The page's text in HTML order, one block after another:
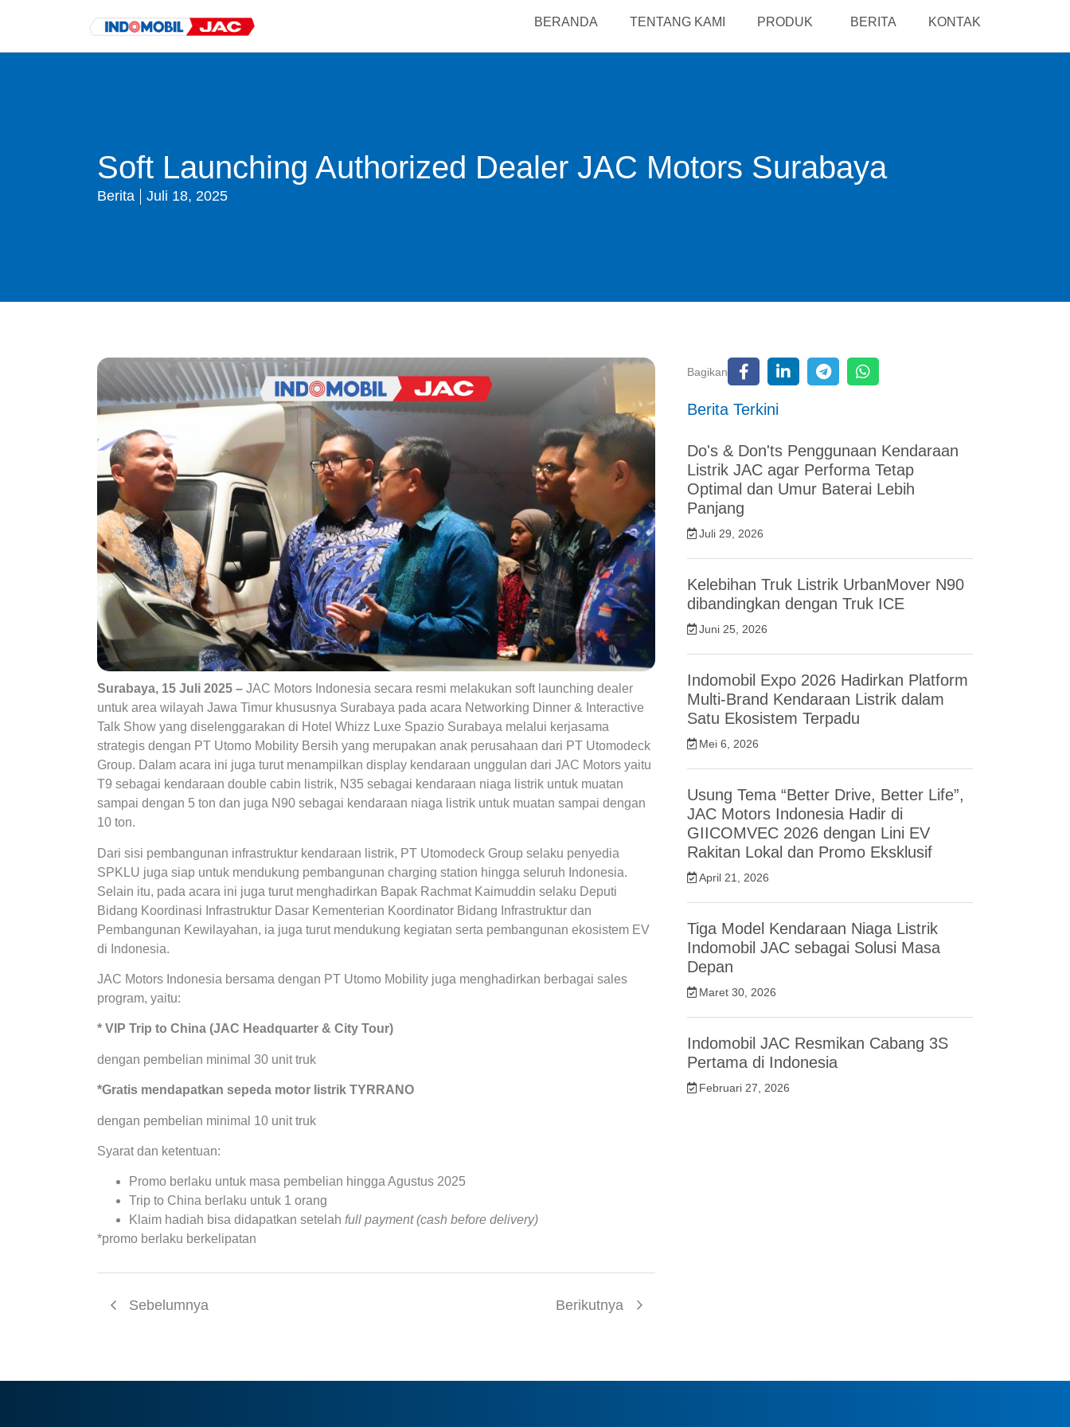
BERANDA TENTANG KAMI PRODUK BERITA KONTAK
Soft Launching Authorized Dealer JAC Motors Surabaya
Berita Juli 18, 2025
Surabaya, 15 Juli 2025 – JAC Motors Indonesia secara resmi melakukan soft launching dealer
untuk area wilayah Jawa Timur khususnya Surabaya pada acara Networking Dinner & Interactive
Talk Show yang diselenggarakan di Hotel Whizz Luxe Spazio Surabaya melalui kerjasama
strategis dengan PT Utomo Mobility Bersih yang merupakan anak perusahaan dari PT Utomodeck
Group. Dalam acara ini juga turut menampilkan display kendaraan unggulan dari JAC Motors yaitu
T9 sebagai kendaraan double cabin listrik, N35 sebagai kendaraan niaga listrik untuk muatan
sampai dengan 5 ton dan juga N90 sebagai kendaraan niaga listrik untuk muatan sampai dengan
10 ton.
Dari sisi pembangunan infrastruktur kendaraan listrik, PT Utomodeck Group selaku penyedia
SPKLU juga siap untuk mendukung pembangunan charging station hingga seluruh Indonesia.
Selain itu, pada acara ini juga turut menghadirkan Bapak Rachmat Kaimuddin selaku Deputi
Bidang Koordinasi Infrastruktur Dasar Kementerian Koordinator Bidang Infrastruktur dan
Pembangunan Kewilayahan, ia juga turut mendukung kegiatan serta pembangunan ekosistem EV
di Indonesia.
JAC Motors Indonesia bersama dengan PT Utomo Mobility juga menghadirkan berbagai sales
program, yaitu:
* VIP Trip to China (JAC Headquarter & City Tour)
dengan pembelian minimal 30 unit truk
*Gratis mendapatkan sepeda motor listrik TYRRANO
dengan pembelian minimal 10 unit truk
Syarat dan ketentuan:
Promo berlaku untuk masa pembelian hingga Agustus 2025
Trip to China berlaku untuk 1 orang
Klaim hadiah bisa didapatkan setelah full payment (cash before delivery)
*promo berlaku berkelipatan
Sebelumnya Berikutnya
Bagikan
Berita Terkini
Do's & Don'ts Penggunaan Kendaraan
Listrik JAC agar Performa Tetap
Optimal dan Umur Baterai Lebih
Panjang
Juli 29, 2026
Kelebihan Truk Listrik UrbanMover N90
dibandingkan dengan Truk ICE
Juni 25, 2026
Indomobil Expo 2026 Hadirkan Platform
Multi-Brand Kendaraan Listrik dalam
Satu Ekosistem Terpadu
Mei 6, 2026
Usung Tema “Better Drive, Better Life”,
JAC Motors Indonesia Hadir di
GIICOMVEC 2026 dengan Lini EV
Rakitan Lokal dan Promo Eksklusif
April 21, 2026
Tiga Model Kendaraan Niaga Listrik
Indomobil JAC sebagai Solusi Masa
Depan
Maret 30, 2026
Indomobil JAC Resmikan Cabang 3S
Pertama di Indonesia
Februari 27, 2026